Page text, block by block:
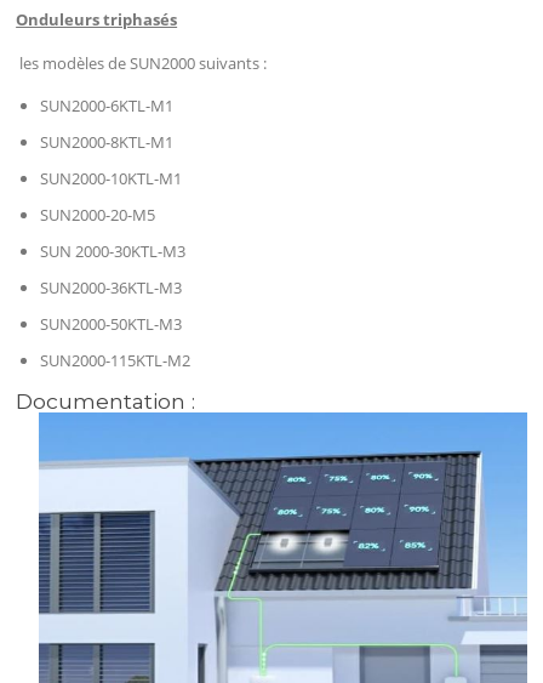
Onduleurs triphasés
les modèles de SUN2000 suivants :
SUN2000-6KTL-M1
SUN2000-8KTL-M1
SUN2000-10KTL-M1
SUN2000-20-M5
SUN 2000-30KTL-M3
SUN2000-36KTL-M3
SUN2000-50KTL-M3
SUN2000-115KTL-M2
Documentation :